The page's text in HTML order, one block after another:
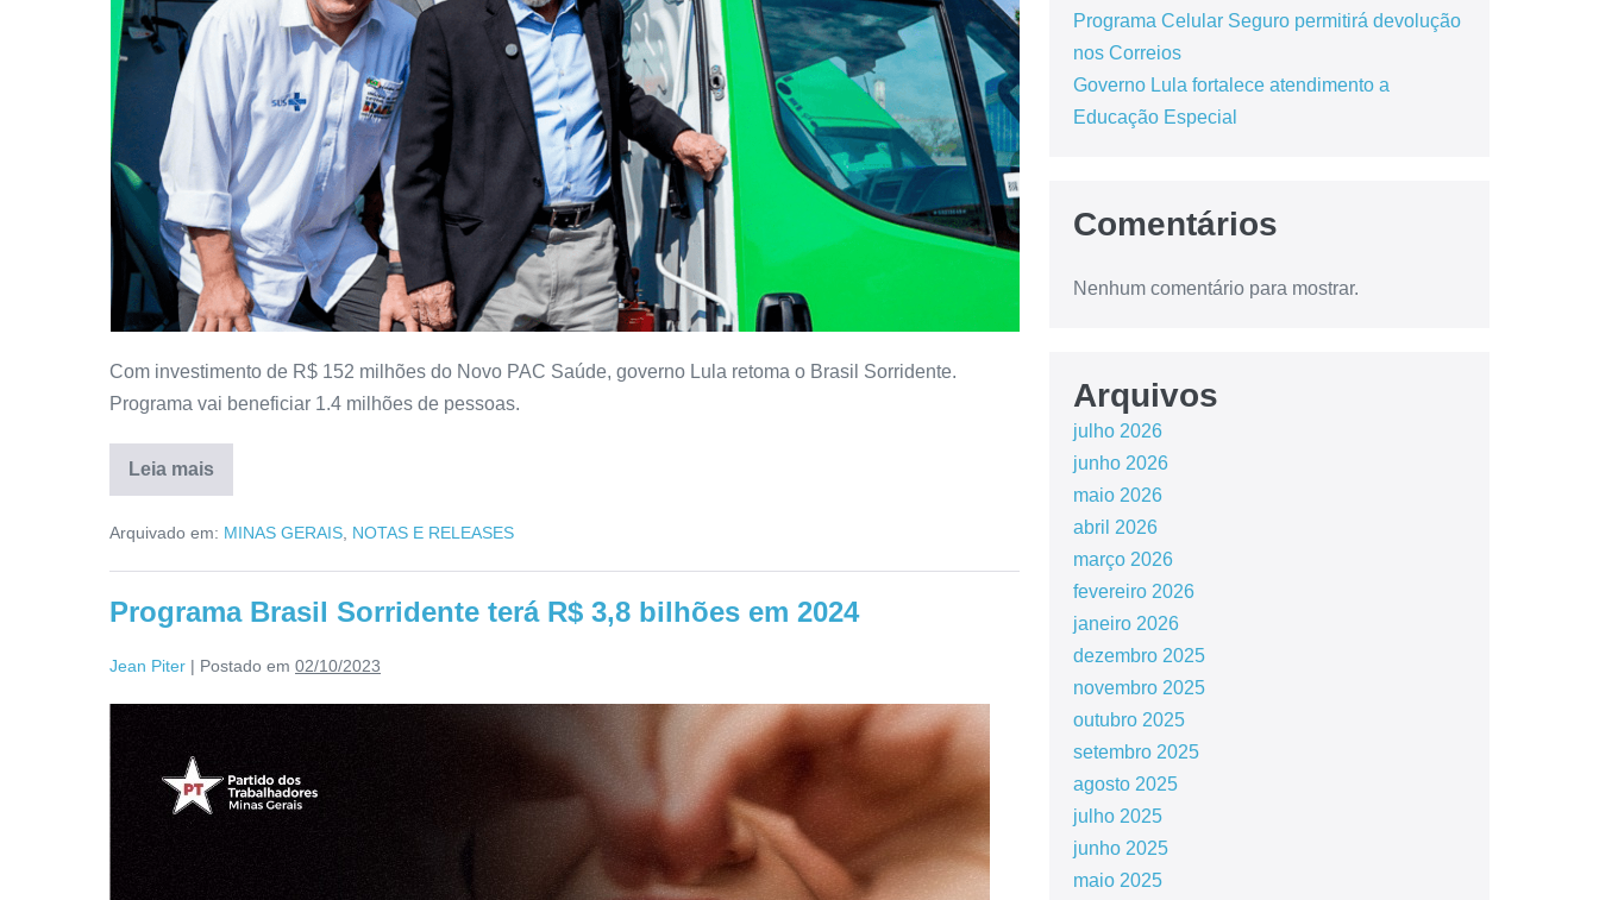
Com investimento de R$ 152 milhões do Novo PAC Saúde, governo Lula retoma o Brasil Sorridente.
Programa vai beneficiar 1.4 milhões de pessoas.
Leia mais
Arquivado em: MINAS GERAIS, NOTAS E RELEASES
Programa Brasil Sorridente terá R$ 3,8 bilhões em 2024
Jean Piter | Postado em 02/10/2023
Programa Celular Seguro permitirá devolução
nos Correios
Governo Lula fortalece atendimento a
Educação Especial
Comentários
Nenhum comentário para mostrar.
Arquivos
julho 2026
junho 2026
maio 2026
abril 2026
março 2026
fevereiro 2026
janeiro 2026
dezembro 2025
novembro 2025
outubro 2025
setembro 2025
agosto 2025
julho 2025
junho 2025
maio 2025